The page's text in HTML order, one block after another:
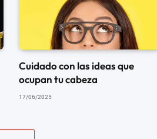
Cuidado con las ideas que
ocupan tu cabeza
17/06/2025